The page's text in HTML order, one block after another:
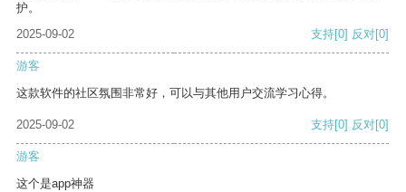
护。
2025-09-02
支持[0] 反对[0]
游客
这款软件的社区氛围非常好，可以与其他用户交流学习心得。
2025-09-02 支持[0] 反对[0]
游客
这个是app神器